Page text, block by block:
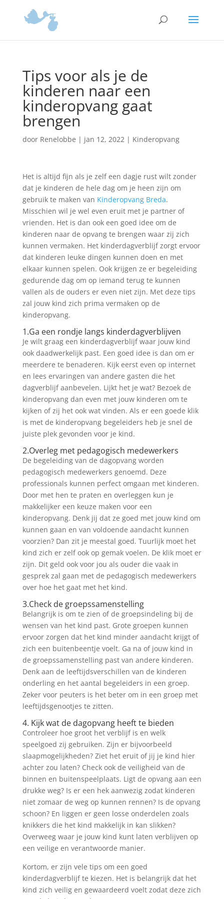
Tips voor als je de
kinderen naar een
kinderopvang gaat
brengen
door Renelobbe | jan 12, 2022| Kinderopvang
Het is altijd fijn als je zelf een dagje rust wilt zonder
dat je kinderen de hele dag om je heen zijn om
gebruik te maken van Kinderopvang Breda.
Misschien wil je wel even eruit met je partner of
vrienden. Het is dan ook een goed idee om de
kinderen naar de opvang te brengen waar zij zich
kunnen vermaken. Het kinderdagverblijf zorgt ervoor
dat kinderen leuke dingen kunnen doen en met
elkaar kunnen spelen. Ook krijgen ze er begeleiding
gedurende dag om op iemand terug te kunnen
vallen als de ouders er even niet zijn. Met deze tips
zal jouw kind zich prima vermaken op de
kinderopvang.
1.Ga een rondje langs kinderdagverblijven
Je wilt graag een kinderdagverblijf waar jouw kind
ook daadwerkelijk past. Een goed idee is dan om er
meerdere te benaderen. Kijk eerst even op internet
en lees ervaringen van andere gasten die het
dagverblijf aanbevelen. Lijkt het je wat? Bezoek de
kinderopvang dan even met jouw kinderen om te
kijken of zij het ook wat vinden. Als er een goede klik
is met de kinderopvang begeleiders heb je snel de
juiste plek gevonden voor je kind.
2.Overleg met pedagogisch medewerkers
De begeleiding van de dagopvang worden
pedagogisch medewerkers genoemd. Deze
professionals kunnen perfect omgaan met kinderen.
Door met hen te praten en overleggen kun je
makkelijker een keuze maken voor een
kinderopvang. Denk jij dat ze goed met jouw kind om
kunnen gaan en van voldoende aandacht kunnen
voorzien? Dan zit je meestal goed. Tuurlijk moet het
kind zich er zelf ook op gemak voelen. De klik moet er
zijn. Dit geld ook voor jou als ouder die vaak in
gesprek zal gaan met de pedagogisch medewerkers
over hoe het gaat met het kind.
3.Check de groepssamenstelling
Belangrijk is om te zien of de groepsindeling bij de
wensen van het kind past. Grote groepen kunnen
ervoor zorgen dat het kind minder aandacht krijgt of
zich een buitenbeentje voelt. Ga na of jouw kind in
de groepssamenstelling past van andere kinderen.
Denk aan de leeftijdsverschillen van de kinderen
onderling en het aantal begeleiders in een groep.
Zeker voor peuters is het beter om in een groep met
leeftijdsgenootjes te zitten.
4. Kijk wat de dagopvang heeft te bieden
Controleer hoe groot het verblijf is en welk
speelgoed zij gebruiken. Zijn er bijvoorbeeld
slaapmogelijkheden? Ziet het eruit of jij je kind hier
achter zou laten? Check ook de veiligheid van de
binnen en buitenspeelplaats. Ligt de opvang aan een
drukke weg? Is er een hek aanwezig zodat kinderen
niet zomaar de weg op kunnen rennen? Is de opvang
schoon? En liggen er geen losse onderdelen zoals
knikkers die het kind makkelijk in kan slikken?
Overweeg waar je jouw kind kunt laten verblijven op
een veilige en verantwoorde manier.
Kortom, er zijn vele tips om een goed
kinderdagverblijf te kiezen. Het is belangrijk dat het
kind zich veilig en gewaardeerd voelt zodat deze zich